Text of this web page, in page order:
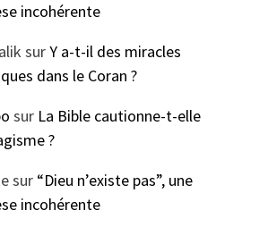
incohérente
surY a-t-il des miracles
dans le Coran ?
sur La Bible cautionne-t-elle
?
sur “Dieu n’existe pas”, une
incohérente